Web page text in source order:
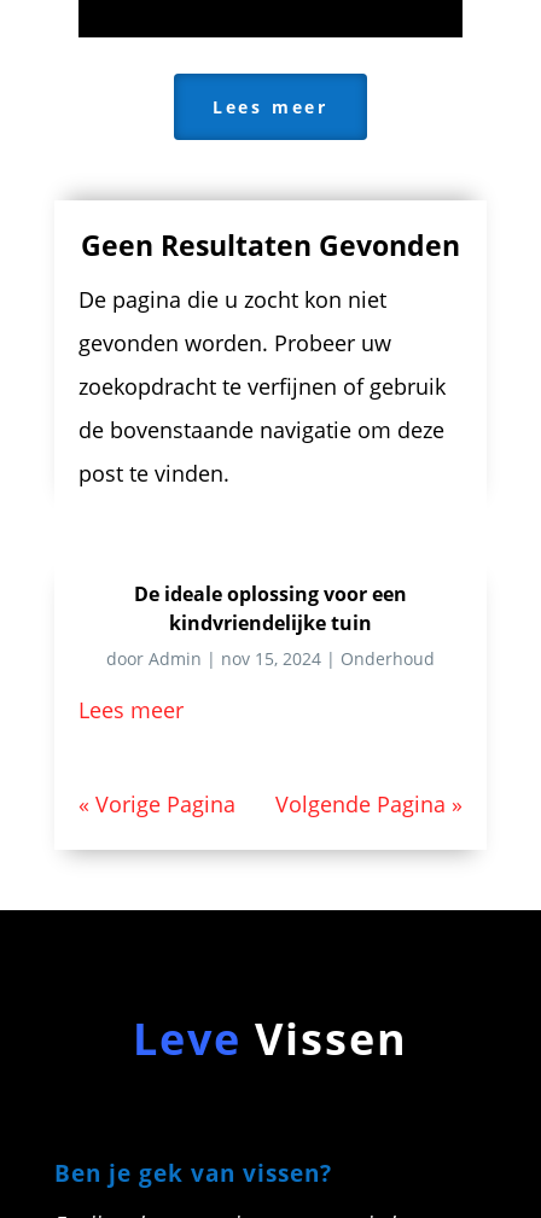
Lees meer
Geen Resultaten Gevonden
De pagina die u zocht kon niet
gevonden worden. Probeer uw
zoekopdracht te verfijnen of gebruik
de bovenstaande navigatie om deze
post te vinden.
De ideale oplossing voor een
kindvriendelijke tuin
door Admin | nov 15, 2024| Onderhoud
Lees meer
« Vorige Pagina Volgende Pagina »
Leve Vissen
Ben je gek van vissen?